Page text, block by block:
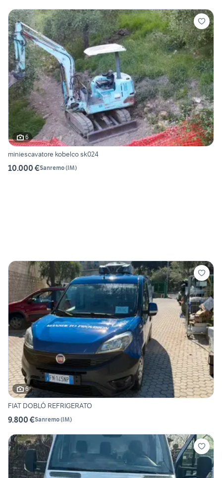
6
miniescavatore kobelco sk024
10.000 €Sanremo(IM)
6
FIAT DOBLÓ REFRIGERATO
9.800 €Sanremo(IM)